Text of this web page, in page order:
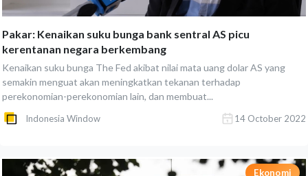
Pakar: Kenaikan suku bunga bank sentral AS picu
kerentanan negara berkembang
Kenaikan suku bunga The Fed akibat nilai mata uang dolar AS yang
semakin menguat akan meningkatkan tekanan terhadap
perekonomian-perekonomian lain, dan membuat...
Indonesia Window 14 October 2022
Ekonomi